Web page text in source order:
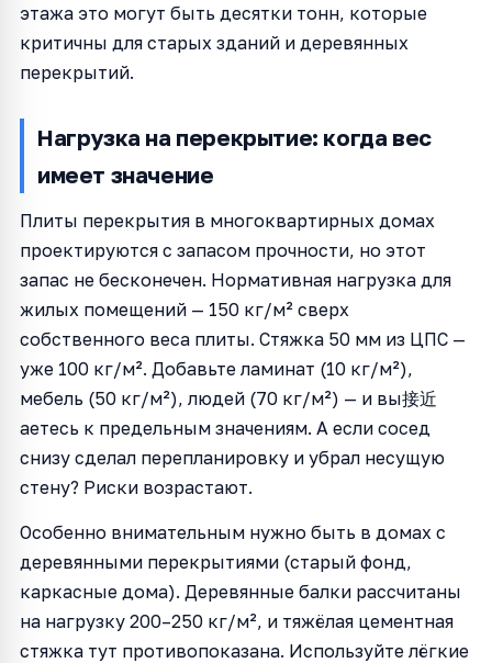
этажа это могут быть десятки тонн, которые
критичны для старых зданий и деревянных
перекрытий.
Нагрузка на перекрытие: когда вес
имеет значение
Плиты перекрытия в многоквартирных домах
проектируются с запасом прочности, но этот
запас не бесконечен. Нормативная нагрузка для
жилых помещений — 150 кг/м² сверх
собственного веса плиты. Стяжка 50 мм из ЦПС —
уже 100 кг/м². Добавьте ламинат (10 кг/м²),
мебель (50 кг/м²), людей (70 кг/м²) — и вы接近
аетесь к предельным значениям. А если сосед
снизу сделал перепланировку и убрал несущую
стену? Риски возрастают.
Особенно внимательным нужно быть в домах с
деревянными перекрытиями (старый фонд,
каркасные дома). Деревянные балки рассчитаны
на нагрузку 200–250 кг/м², и тяжёлая цементная
стяжка тут противопоказана. Используйте лёгкие